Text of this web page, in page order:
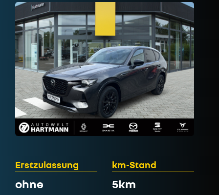
Erstzulassung
ohne
km-Stand
5km